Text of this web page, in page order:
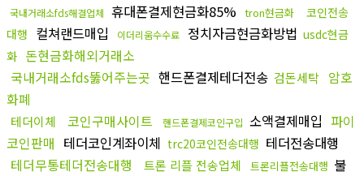
국내거래소fds해결업체 휴대폰결제현금화85% tron현금화
코인전송
대행 컬쳐랜드매입 이더리움수수료 정치자금현금화방법 usdc현금
화 돈현금화해외거래소
국내거래소fds뚫어주는곳 핸드폰결제테더전송 검돈세탁 암호
화폐
테더이체 코인구매사이트 핸드폰결제코인구입 소액결제매입 파이
코인판매 테더코인계좌이체 trc20코인전송대행 테더전송대행
테더무통테더전송대행
트론 리플 전송업체 트론리플전송대행 불